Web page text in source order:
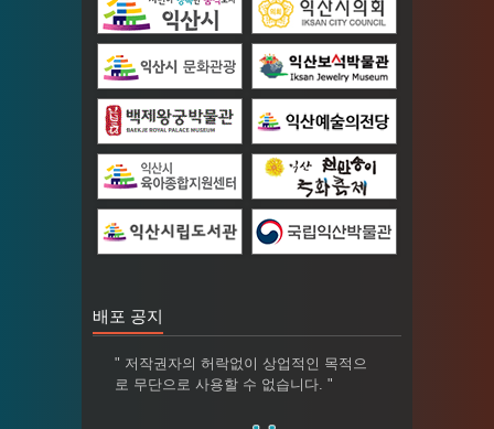
배포 공지
" 저작권자의 허락없이 상업적인 목적으
로 무단으로 사용할 수 없습니다. "